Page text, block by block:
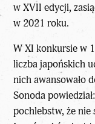
w XVII edycji,
w 2021 roku.
W XI konkursie w
liczba japońskich
nich awansowało
Sonoda
pochlebstw, że nie